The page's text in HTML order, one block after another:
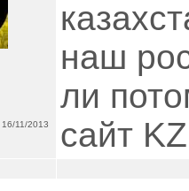
16/11/2013
наш
ли
сайт